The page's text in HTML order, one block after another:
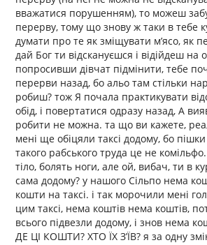
вважатися порушенням), то можеш
перерву, тому що знову ж таки в тебе
думати про те як зміщувати м’ясо, як
дай Бог ти відскануєшся і відійдеш на
попросивши дівчат підмінити, тебе
перерви назад, бо альо там стільки
робиш? тож Я почала практикувати
обід, і повертатися одразу назад, А
робити не можна. та що ви кажете,
мені ще обіцяли таксі додому, бо
такого рабського труда це не
тіло, болять ноги, але ой, вибач, ти в
сама додому? у нашого Сільпо нема
кошти на таксі. і так морочили мені
цим таксі, нема коштів нема коштів,
всього підвезли додому, і знов нема
ДЕ ЦІ КОШТИ? ХТО ЇХ З’ЇВ? я за одну